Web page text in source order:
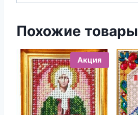
Похожие товары
Акция